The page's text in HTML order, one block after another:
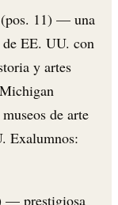
(pos. 11) — una
de EE. UU. con
y artes
de arte
Exalumnos:
— prestigiosa